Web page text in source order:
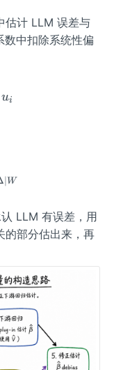
估计 LLM 误差与
中扣除系统性偏
ui
W
LLM 有误差，用
的部分估出来，再